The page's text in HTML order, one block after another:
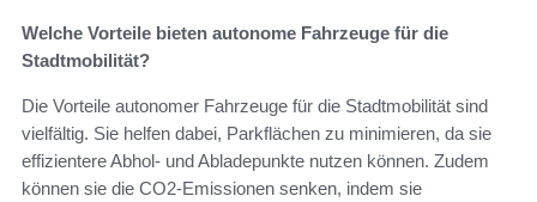
Welche Vorteile bieten autonome Fahrzeuge für die
Stadtmobilität?
Die Vorteile autonomer Fahrzeuge für die Stadtmobilität sind
vielfältig. Sie helfen dabei, Parkflächen zu minimieren, da sie
effizientere Abhol- und Abladepunkte nutzen können. Zudem
können sie die CO2-Emissionen senken, indem sie